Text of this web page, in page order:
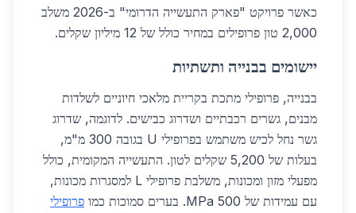
כאשר פרויקט "פארק התעשייה הדרומי" ב-2026 משלב
2,000 טון פרופילים במחיר כולל של 12 מיליון שקלים.
יישומים בבנייה ותשתיות
בבנייה, פרופילי מתכת בקריית מלאכי חיוניים לשלדות
מבנים, גשרים רכבתיים ושדרוג כבישים. לדוגמה, שדרוג
גשר נחל לכיש משתמש בפרופילי U בגובה 300 מ"מ,
בעלות של 5,200 שקלים לטון. התעשייה המקומית, כולל
מפעלי מזון ומכונות, משלבת פרופילי L למסגרות מכונות,
עם עמידות של 500 MPa. בערים סמוכות כמו
פרופילי